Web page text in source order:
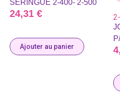
SERINGUE 2-400- 2-500
24,31 €
Ajouter au panier